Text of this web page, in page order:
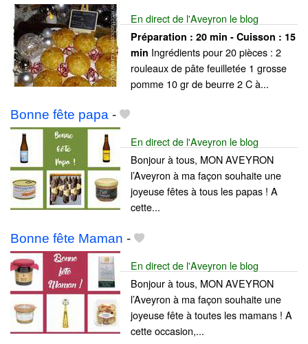
En direct de l'Aveyron le blog
Préparation : 20 min - Cuisson : 15
min Ingrédients pour 20 pièces : 2
rouleaux de pâte feuilletée 1 grosse
pomme 10 gr de beurre 2 C à...
Bonne fête papa -
En direct de l'Aveyron le blog
Bonjour à tous, MON AVEYRON
l’Aveyron à ma façon souhaite une
joyeuse fêtes à tous les papas ! A
cette...
Bonne fête Maman -
En direct de l'Aveyron le blog
Bonjour à tous, MON AVEYRON
l’Aveyron à ma façon souhaite une
joyeuse fête à toutes les mamans ! A
cette occasion,...